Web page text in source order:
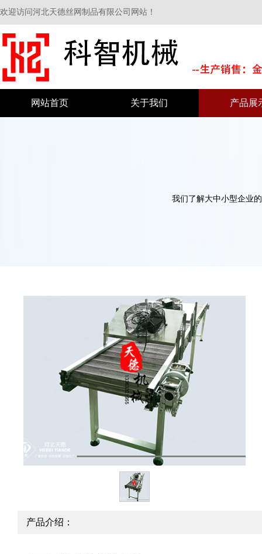
欢迎访问河北天德丝网制品有限公司网站！
网站首页 关于我们 产品展
我们了解大中小型企业
产品介绍：